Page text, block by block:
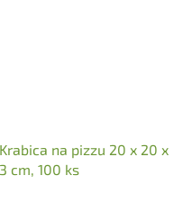
Krabica na pizzu 20 x 20 x
3 cm, 100 ks